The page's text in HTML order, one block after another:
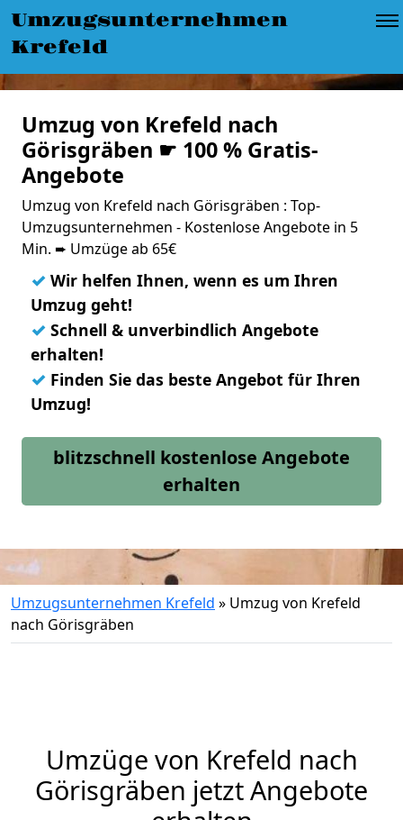
Umzugsunternehmen
Krefeld
Umzug von Krefeld nach
Görisgräben ☛ 100 % Gratis-
Angebote
Umzug von Krefeld nach Görisgräben : Top-
Umzugsunternehmen - Kostenlose Angebote in 5
Min. ➨ Umzüge ab 65€
✓ Wir helfen Ihnen, wenn es um Ihren
Umzug geht!
✓ Schnell & unverbindlich Angebote
erhalten!
✓ Finden Sie das beste Angebot für Ihren
Umzug!
blitzschnell kostenlose Angebote
erhalten
Umzugsunternehmen Krefeld » Umzug von Krefeld
nach Görisgräben
Umzüge von Krefeld nach
Görisgräben jetzt Angebote